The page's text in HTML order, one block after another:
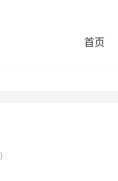
首页
)